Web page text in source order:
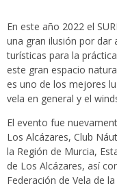
En este año 2022 el
una gran ilusión por dar
turísticas para la
este gran espacio
es uno de los mejores
vela en general y el
El evento fue
Los Alcázares, Club
la Región de Murcia,
de Los Alcázares, así
Federación de Vela de